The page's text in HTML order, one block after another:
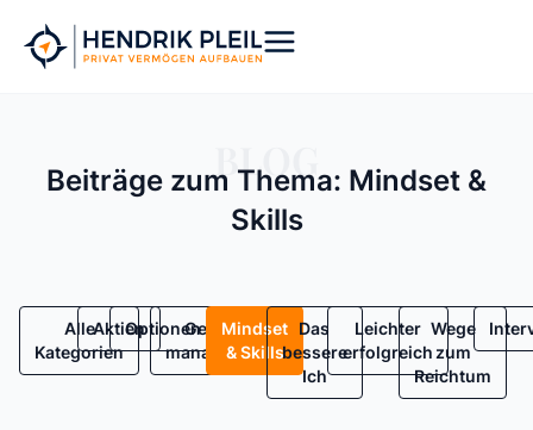
Inhalt
springen
BLOG
Beiträge zum Thema: Mindset &
Skills
Alle
Kategorien
AktienOptionen
Geld
managen
Mindset
& Skills
Das
bessere
Ich
Leichter
erfolgreich
Wege
zum
Reichtum